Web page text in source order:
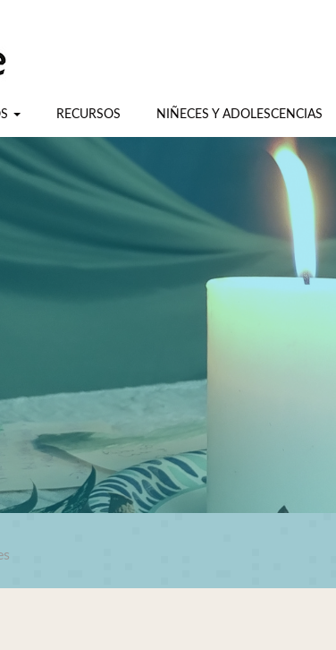
RECURSOS NIÑECES Y ADOLESCENCIAS